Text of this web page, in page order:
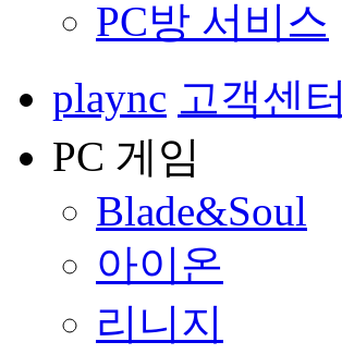
PC방 서비스
plaync 고객센터
PC 게임
Blade&Soul
아이온
리니지